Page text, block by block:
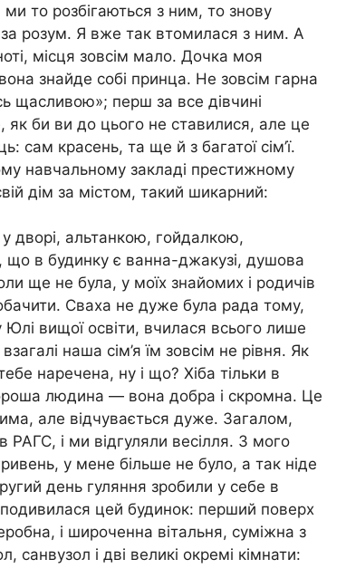
то розбігаються з ним, то знову
розум. Я вже так втомилася з ним. А
місця зовсім мало. Дочка моя
знайде собі принца. Не зовсім гарна
щасливою»; перш за все дівчині
як би ви до цього не ставилися, але це
сам красень, та ще й з багатої сім’ї.
навчальному закладі престижному
дім за містом, такий шикарний:
дворі, альтанкою, гойдалкою,
в будинку є ванна-джакузі, душова
ще не була, у моїх знайомих і родичів
Сваха не дуже була рада тому,
вищої освіти, вчилася всього лише
наша сім’я їм зовсім не рівня. Як
наречена, ну і що? Хіба тільки в
людина — вона добра і скромна. Це
але відчувається дуже. Загалом,
РАГС, і ми відгуляли весілля. З мого
у мене більше не було, а так ніде
день гуляння зробили у себе в
подивилася цей будинок: перший поверх
і широченна вітальня, суміжна з
і дві великі окремі кімнати: